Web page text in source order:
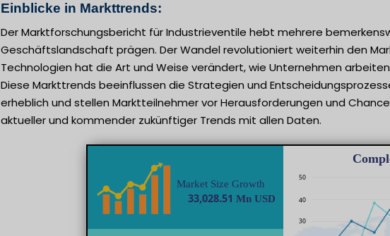
Einblicke in Markttrends:
Der Marktforschungsbericht für Industrieventile hebt mehrere
Geschäftslandschaft prägen. Der Wandel revolutioniert weiterhin den
Technologien hat die Art und Weise verändert, wie Unternehmen
Diese Markttrends beeinflussen die Strategien und
erheblich und stellen Marktteilnehmer vor Herausforderungen und
aktueller und kommender zukünftiger Trends mit allen Daten.